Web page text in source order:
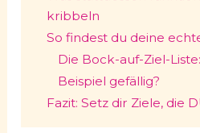
kribbeln
So findest du deine
Die Bock-auf-Ziel-Liste:
Beispiel gefällig?
Fazit: Setz dir Ziele, die